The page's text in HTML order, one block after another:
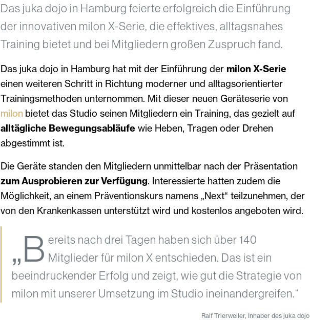
Das juka dojo in Hamburg feierte erfolgreich die Einführung
der innovativen milon X-Serie, die effektives, alltagsnahes
Training bietet und bei Mitgliedern großen Zuspruch fand.
Das juka dojo in Hamburg hat mit der Einführung der milon X-Serie
einen weiteren Schritt in Richtung moderner und alltagsorientierter
Trainingsmethoden unternommen. Mit dieser neuen Geräteserie von
milonbietet das Studio seinen Mitgliedern ein Training, das gezielt auf
alltägliche Bewegungsabläufewie Heben, Tragen oder Drehen
abgestimmt ist.
Die Geräte standen den Mitgliedern unmittelbar nach der Präsentation
zum Ausprobieren zur Verfügung. Interessierte hatten zudem die
Möglichkeit, an einem Präventionskurs namens „Next“ teilzunehmen, der
von den Krankenkassen unterstützt wird und kostenlos angeboten wird.
„B ereits nach drei Tagen haben sich über 140
Mitglieder für milon X entschieden. Das ist ein
beeindruckender Erfolg und zeigt, wie gut die Strategie von
milon mit unserer Umsetzung im Studio ineinandergreifen.“
Ralf Trierweiler, Inhaber des juka dojo